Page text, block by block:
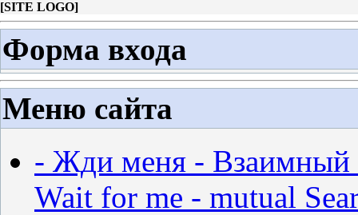
[SITE LOGO]
Форма входа
Меню сайта
- Жди меня - Взаимный
Wait for me - mutual